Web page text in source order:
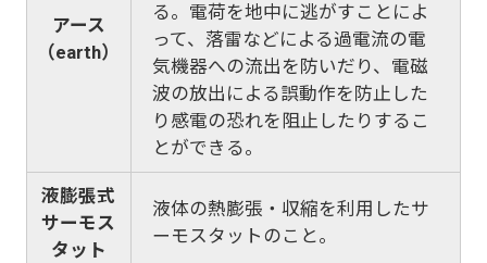
アース
（earth）
る。電荷を地中に逃がすことによ
って、落雷などによる過電流の電
気機器への流出を防いだり、電磁
波の放出による誤動作を防止した
り感電の恐れを阻止したりするこ
とができる。
液膨張式
サーモス
タット
液体の熱膨張・収縮を利用したサ
ーモスタットのこと。